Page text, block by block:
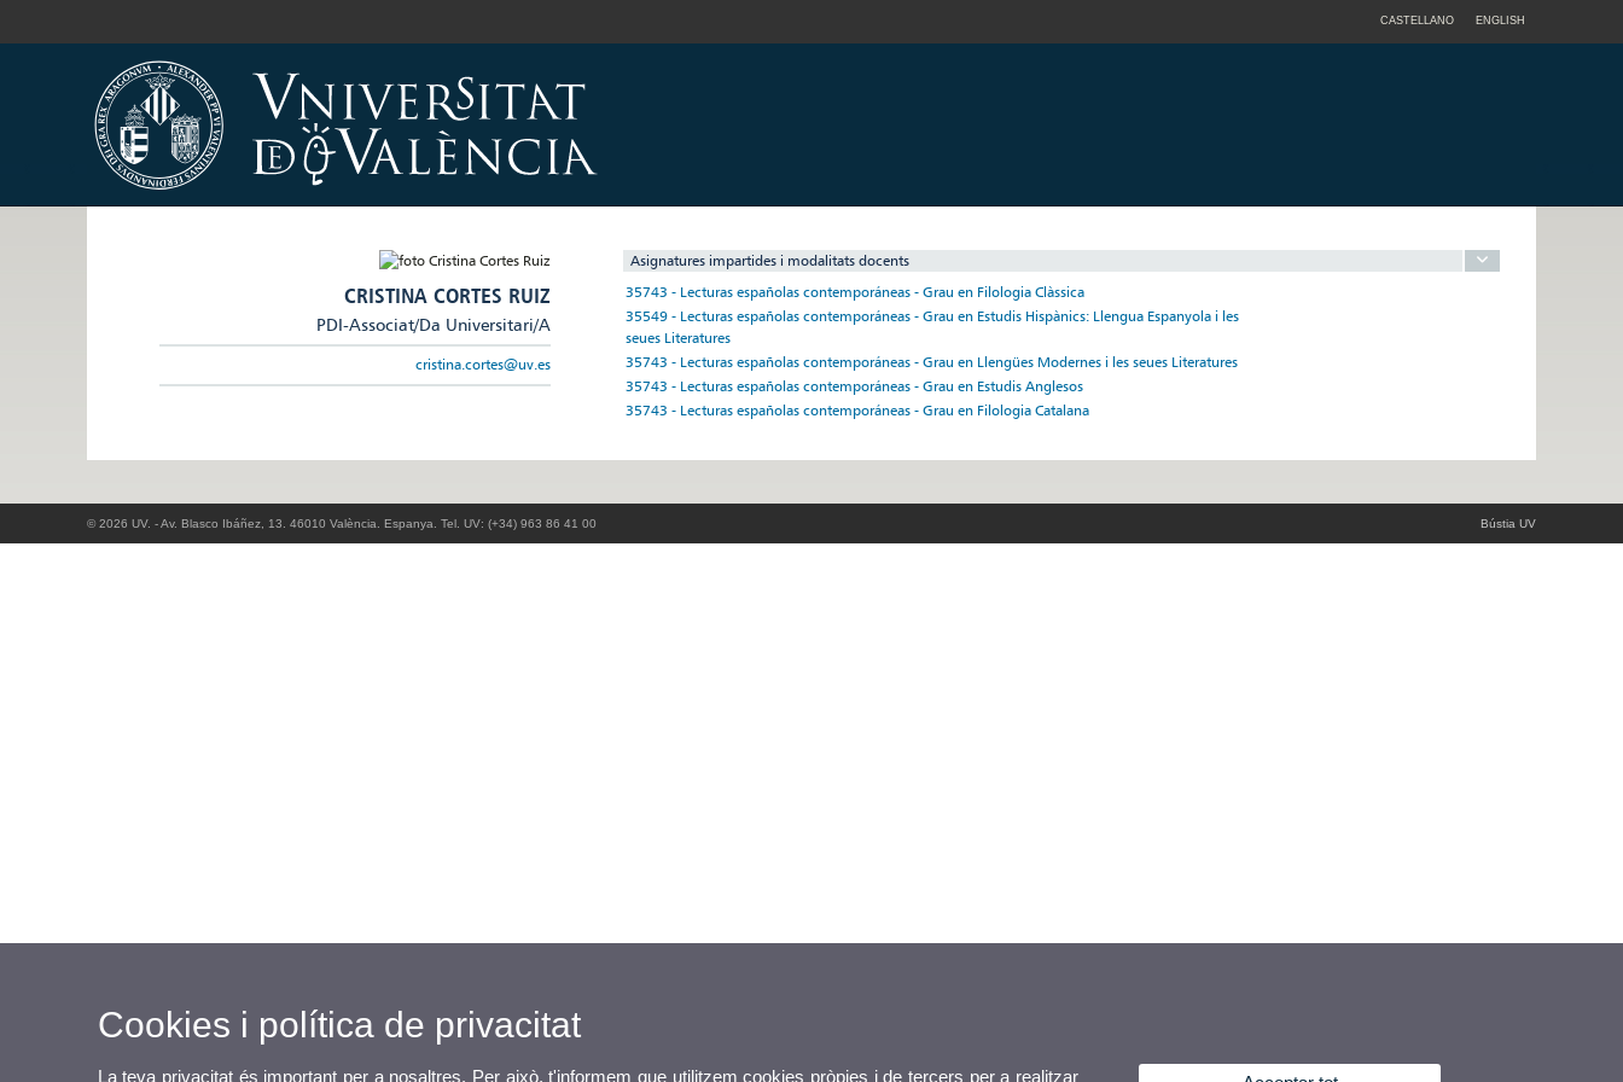
CASTELLANO ENGLISH
CRISTINA CORTES RUIZ
PDI-Associat/Da Universitari/A
cristina.cortes@uv.es
Asignatures impartides i modalitats docents
35743 - Lecturas españolas contemporáneas - Grau en Filologia Clàssica
35549 - Lecturas españolas contemporáneas - Grau en Estudis Hispànics: Llengua Espanyola i les
seues Literatures
35743 - Lecturas españolas contemporáneas - Grau en Llengües Modernes i les seues Literatures
35743 - Lecturas españolas contemporáneas - Grau en Estudis Anglesos
35743 - Lecturas españolas contemporáneas - Grau en Filologia Catalana
© 2026 UV. - Av. Blasco Ibáñez, 13. 46010 València. Espanya. Tel. UV: (+34) 963 86 41 00 Bústia UV
Cookies i política de privacitat
La teva privacitat és important per a nosaltres. Per això, t'informem que utilitzem cookies pròpies i de tercers per a realitzar